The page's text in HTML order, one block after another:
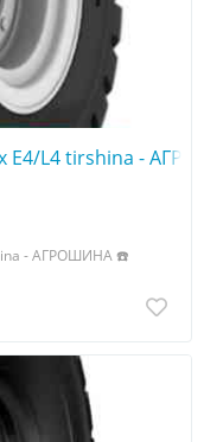
E4/L4 tirshina -
- АГРОШИНА ☎️